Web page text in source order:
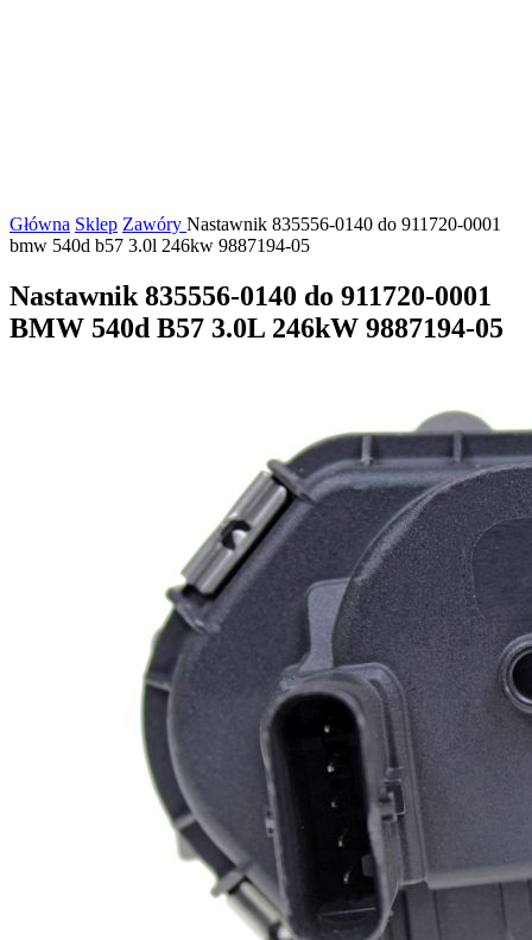
Główna Sklep Zawóry Nastawnik 835556-0140 do 911720-0001
bmw 540d b57 3.0l 246kw 9887194-05
Nastawnik 835556-0140 do 911720-0001
BMW 540d B57 3.0L 246kW 9887194-05